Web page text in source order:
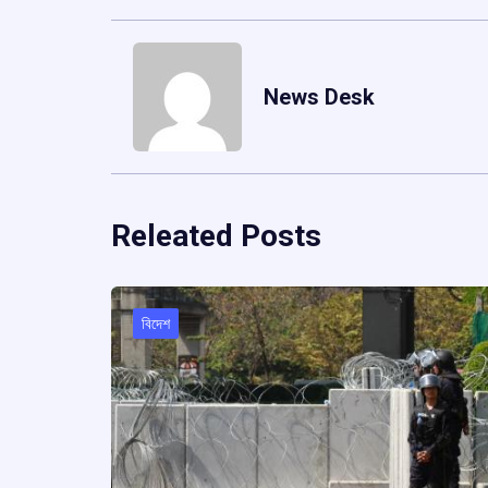
News Desk
Releated Posts
বিদেশ